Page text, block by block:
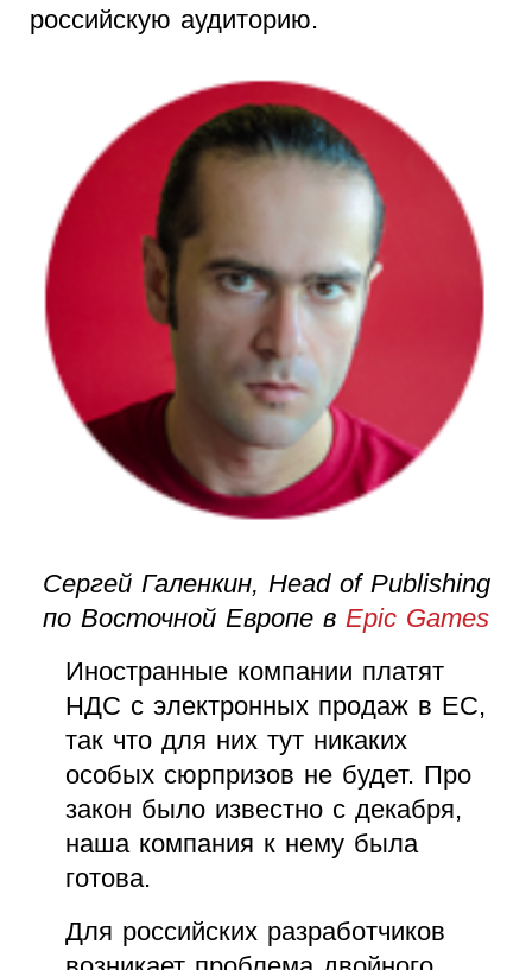
российскую аудиторию.
Сергей Галенкин, Head of Publishing
по Восточной Европе в Epic Games
Иностранные компании платят
НДС с электронных продаж в ЕС,
так что для них тут никаких
особых сюрпризов не будет. Про
закон было известно с декабря,
наша компания к нему была
готова.
Для российских разработчиков